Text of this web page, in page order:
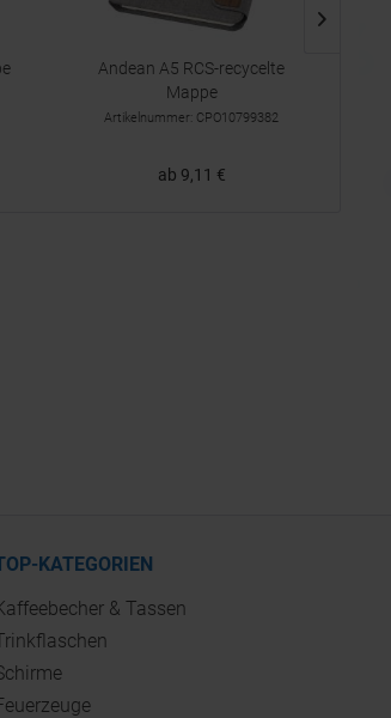
Andean A5 RCS-recycelte
Mappe
Artikelnummer: CPO10799382
ab 9,11 €
KATEGORIEN
& Tassen